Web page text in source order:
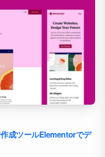
成ツールElementorでデ